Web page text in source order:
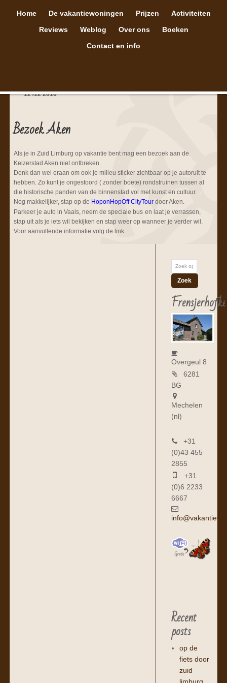
Home De vakantiewoningen Prijzen
Activiteiten
Reviews
Weblog Over ons
Boeken
Contact en info
12 /12 2016
Bezoek Aken
Als je in Zuid Limburg op vakantie bent mag een bezoek aan de
Keizerstad Aken niet ontbreken.
Denk dan wel eraan om ook je milieu sticker zichtbaar op je autoruit te
hebben. Zo kunt je ongestoord ( zonder boete) rondstruinen tussen al
die historische panden van de binnenstad vol met kunst en cultuur.
Nog makkelijker, stap op de HoponHopOff CityTourdoor Aken.
Parkeer je auto in Vaals, neem de speciale bus en laat je verrassen,
stap uit als je iets wil bekijken en stap weer op wanneer je verder wil.
Voor aanvullende informatie volg de link.
Frensjerhofke
Overgeul 8
6281
BG
Mechelen
(nl)
+31
(0)43 455
2855
+31
(0)6 2233
6667
Recent
posts
op de
fiets door
zuid
limburg